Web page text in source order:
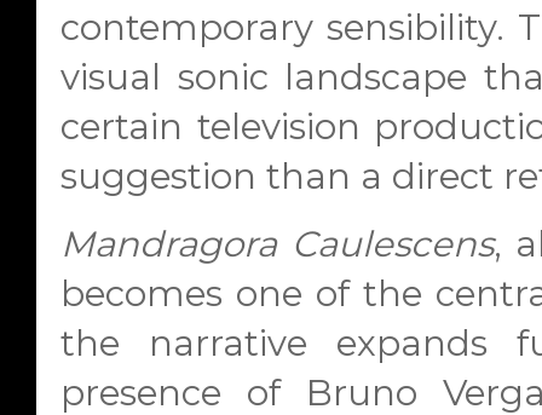
contemporary sensibility.
visual sonic landscape
certain television
suggestion than a direct
Mandragora Caulescens,
becomes one of the
the narrative expands
presence of Bruno